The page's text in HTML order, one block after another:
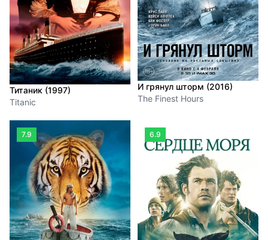
Титаник (1997)
Titanic
И грянул шторм (2016)
The Finest Hours
7.9 6.9